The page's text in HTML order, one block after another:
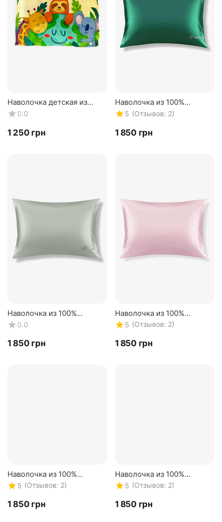
Наволочка детская из
100% натурального шелка.
Шелковая наволочка для
детей 19мм. Размер...
0.0
‍1 250‍ грн
Наволочка из 100%
натурального шелка.
Зеленая 22 mmi.
Двусторонняя
5 (Отзывов: 2)
‍1 850‍ грн
Наволочка из 100%
натурального шелка.
Оливковая 22 mmi.
Двусторонняя
0.0
‍1 850‍ грн
Наволочка из 100%
натурального шелка.
Розовая 22 mmi.
Двусторонняя
5 (Отзывов: 2)
‍1 850‍ грн
Наволочка из 100%
натурального шелка.
Фиолетовая 22 mmi.
Двусторонняя
5 (Отзывов: 2)
‍1 850‍ грн
Наволочка из 100%
натурального шелка.
Синяя 22 mmi.
Двусторонняя
5 (Отзывов: 2)
‍1 850‍ грн